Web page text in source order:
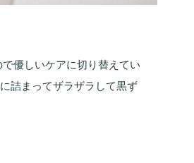
優しいケアに切り替えてい
詰まってザラザラして黒ず